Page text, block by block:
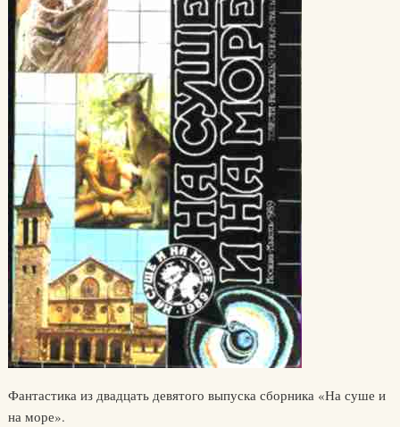
Фантастика из двадцать девятого выпуска сборника «На суше и
на море».